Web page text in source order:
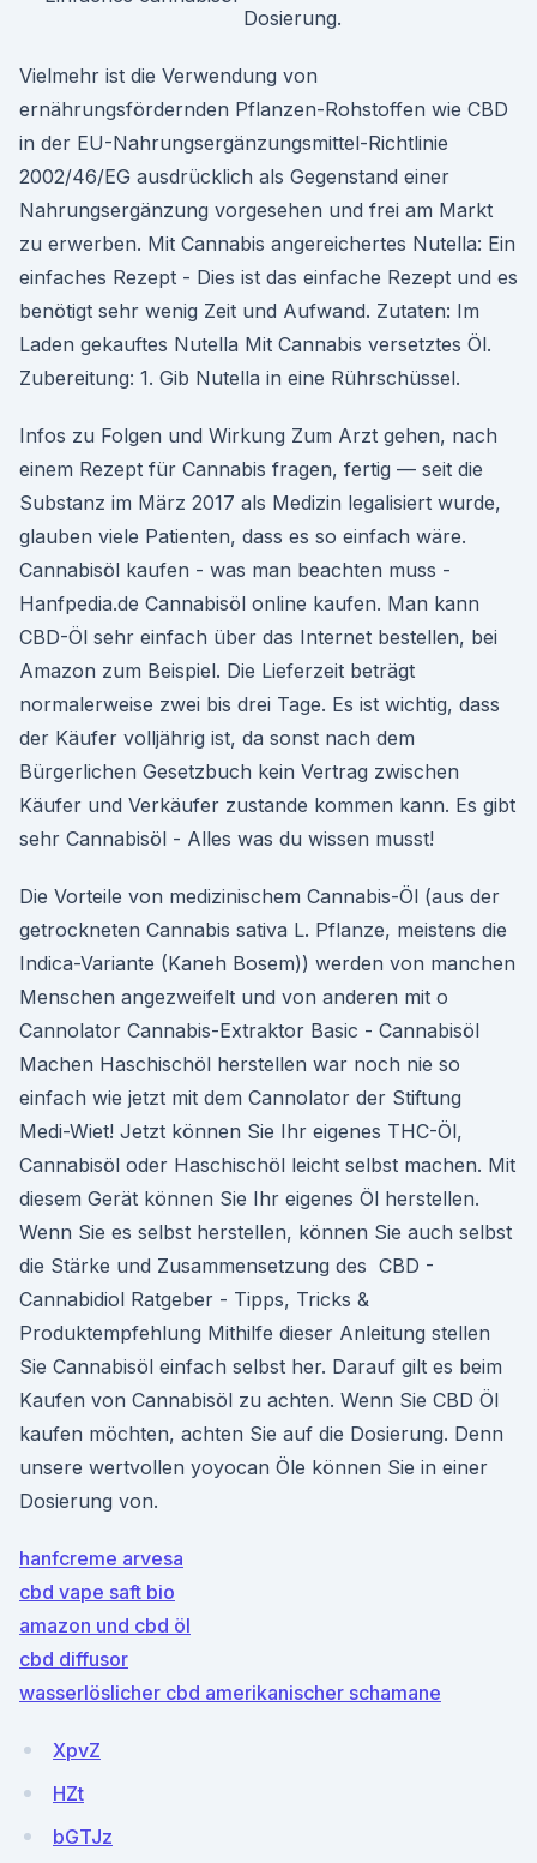
Dosierung.
Vielmehr ist die Verwendung von
ernährungsfördernden Pflanzen-Rohstoffen wie CBD
in der EU-Nahrungsergänzungsmittel-Richtlinie
2002/46/EG ausdrücklich als Gegenstand einer
Nahrungsergänzung vorgesehen und frei am Markt
zu erwerben. Mit Cannabis angereichertes Nutella: Ein
einfaches Rezept - Dies ist das einfache Rezept und es
benötigt sehr wenig Zeit und Aufwand. Zutaten: Im
Laden gekauftes Nutella Mit Cannabis versetztes Öl.
Zubereitung: 1. Gib Nutella in eine Rührschüssel.
Infos zu Folgen und Wirkung Zum Arzt gehen, nach
einem Rezept für Cannabis fragen, fertig — seit die
Substanz im März 2017 als Medizin legalisiert wurde,
glauben viele Patienten, dass es so einfach wäre.
Cannabisöl kaufen - was man beachten muss -
Hanfpedia.de Cannabisöl online kaufen. Man kann
CBD-Öl sehr einfach über das Internet bestellen, bei
Amazon zum Beispiel. Die Lieferzeit beträgt
normalerweise zwei bis drei Tage. Es ist wichtig, dass
der Käufer volljährig ist, da sonst nach dem
Bürgerlichen Gesetzbuch kein Vertrag zwischen
Käufer und Verkäufer zustande kommen kann. Es gibt
sehr Cannabisöl - Alles was du wissen musst!
Die Vorteile von medizinischem Cannabis-Öl (aus der
getrockneten Cannabis sativa L. Pflanze, meistens die
Indica-Variante (Kaneh Bosem)) werden von manchen
Menschen angezweifelt und von anderen mit o
Cannolator Cannabis-Extraktor Basic - Cannabisöl
Machen Haschischöl herstellen war noch nie so
einfach wie jetzt mit dem Cannolator der Stiftung
Medi-Wiet! Jetzt können Sie Ihr eigenes THC-Öl,
Cannabisöl oder Haschischöl leicht selbst machen. Mit
diesem Gerät können Sie Ihr eigenes Öl herstellen.
Wenn Sie es selbst herstellen, können Sie auch selbst
die Stärke und Zusammensetzung des ️ CBD -
Cannabidiol Ratgeber - Tipps, Tricks &
Produktempfehlung Mithilfe dieser Anleitung stellen
Sie Cannabisöl einfach selbst her. Darauf gilt es beim
Kaufen von Cannabisöl zu achten. Wenn Sie CBD Öl
kaufen möchten, achten Sie auf die Dosierung. Denn
unsere wertvollen yoyocan Öle können Sie in einer
Dosierung von.
hanfcreme arvesa
cbd vape saft bio
amazon und cbd öl
cbd diffusor
wasserlöslicher cbd amerikanischer schamane
XpvZ
HZt
bGTJz